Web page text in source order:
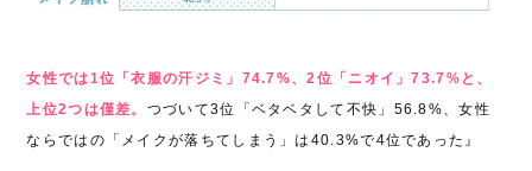
女性では1位「衣服の汗ジミ」74.7%、2位「ニオイ」73.7%と、
上位2つは僅差。 つづいて3位「ベタベタして不快」56.8%、女性
ならではの「メイクが落ちてしまう」は40.3%で4位であった』